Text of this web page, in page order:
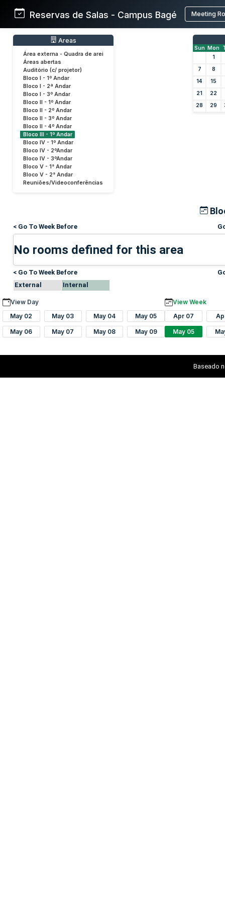
Reservas de Salas - Campus Bagé Meeting
Areas
Área externa - Quadra de arei
Áreas abertas
Auditório (c/ projetor)
Bloco I - 1º Andar
Bloco I - 2ª Andar
Bloco I - 3º Andar
Bloco II - 1º Andar
Bloco II - 2º Andar
Bloco II - 3º Andar
Bloco II - 4º Andar
Bloco III - 1º Andar
Bloco IV - 1º Andar
Bloco IV - 2ºAndar
Bloco IV - 3ºAndar
Bloco V - 1° Andar
Bloco V - 2° Andar
Reuniões/Videoconferências
Sun Mon
1
7
8
14
15
21
22
28
29
< Go To Week Before
No rooms defined for this area
< Go To Week Before
External
Internal
View Day
May 02
May 03 May 04 May 05
May 06 May 07 May 08 May 09
View Week
Apr 07
May 05
Baseado